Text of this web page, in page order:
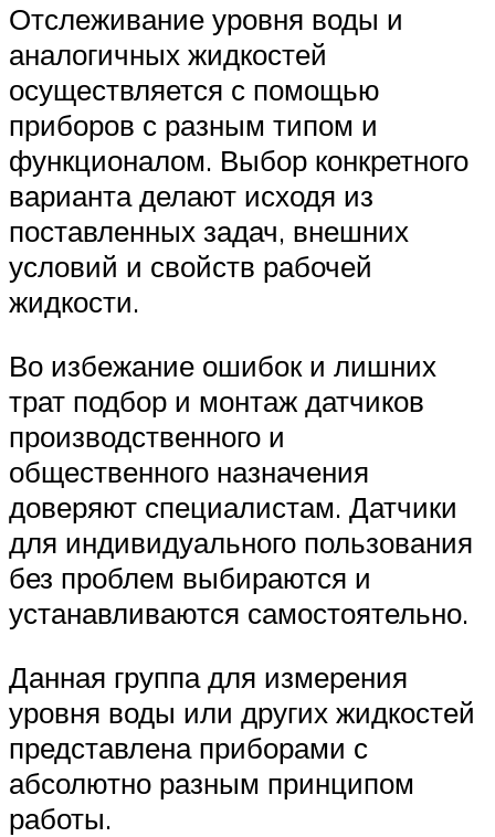
Отслеживание уровня воды и
аналогичных жидкостей
осуществляется с помощью
приборов с разным типом и
функционалом. Выбор конкретного
варианта делают исходя из
поставленных задач, внешних
условий и свойств рабочей
жидкости.
Во избежание ошибок и лишних
трат подбор и монтаж датчиков
производственного и
общественного назначения
доверяют специалистам. Датчики
для индивидуального пользования
без проблем выбираются и
устанавливаются самостоятельно.
Данная группа для измерения
уровня воды или других жидкостей
представлена приборами с
абсолютно разным принципом
работы.